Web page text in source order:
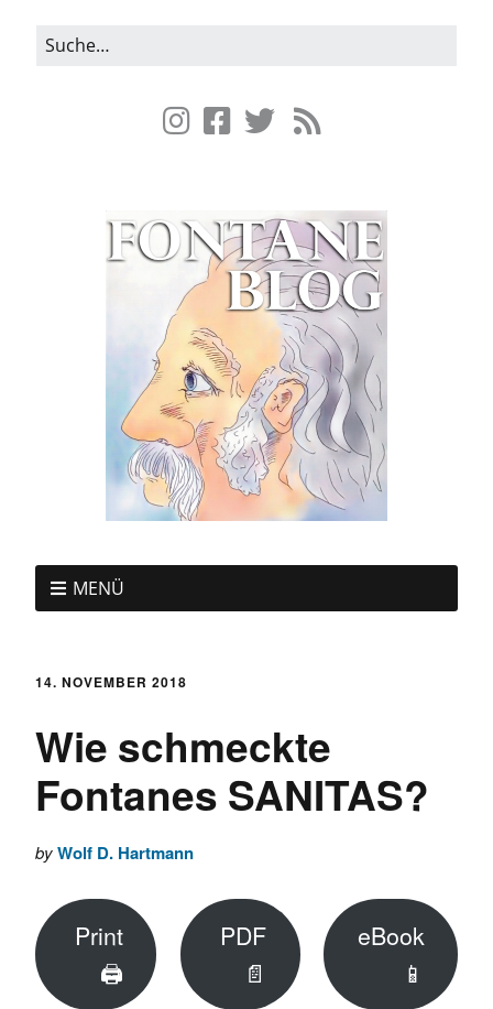
MENÜ
14. NOVEMBER 2018
Wie schmeckte
Fontanes SANITAS?
byWolf D. Hartmann
Print
🖨
PDF
📄
eBook
📱